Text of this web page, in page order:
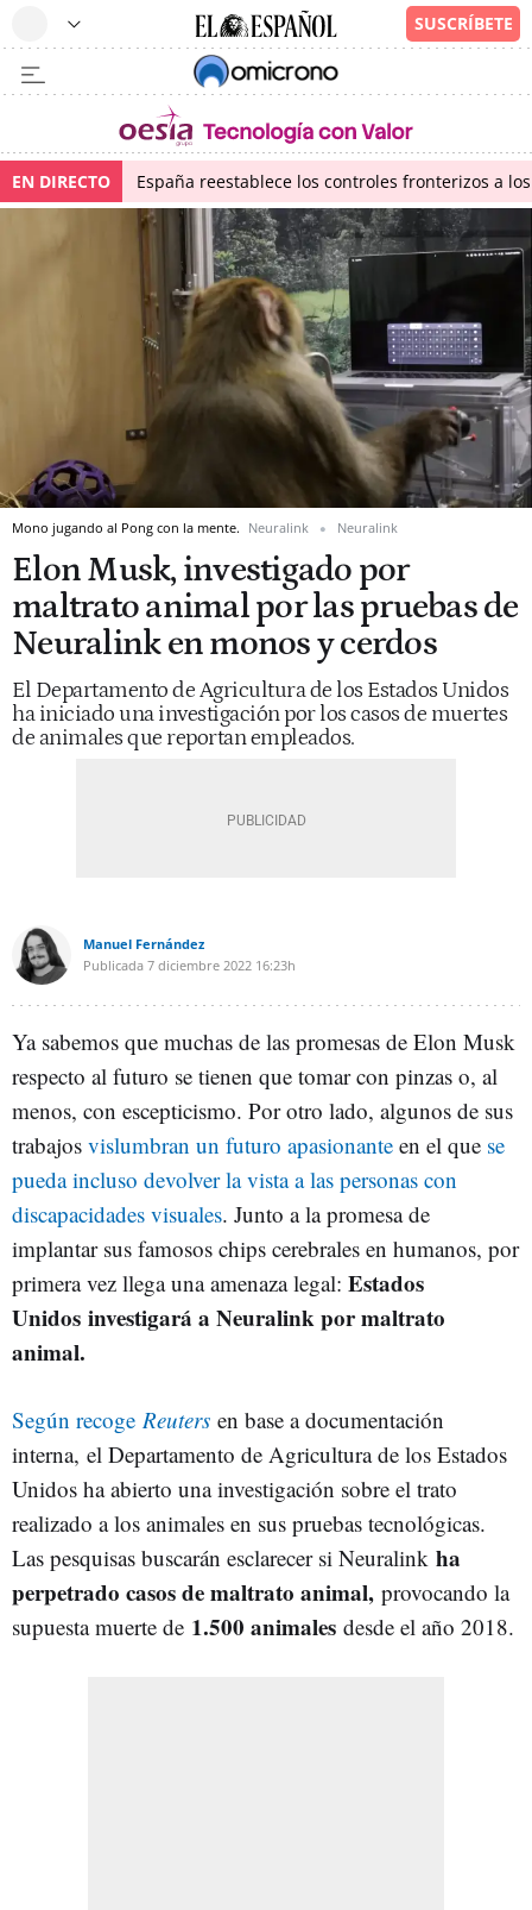
EN DIRECTO España reestablece los controles fronterizos a
Mono jugando al Pong con la mente. Neuralink Neuralink
Elon Musk, investigado por
maltrato animal por las pruebas de
Neuralink en monos y cerdos
El Departamento de Agricultura de los Estados Unidos
ha iniciado una investigación por los casos de muertes
de animales que reportan empleados.
Manuel Fernández
Publicada 7 diciembre 2022 16:23h
Ya sabemos que muchas de las promesas de Elon Musk
respecto al futuro se tienen que tomar con pinzas o, al
menos, con escepticismo. Por otro lado, algunos de sus
trabajos vislumbran un futuro apasionante en el que se
pueda incluso devolver la vista a las personas con
discapacidades visuales. Junto a la promesa de
implantar sus famosos chips cerebrales en humanos, por
primera vez llega una amenaza legal: Estados
Unidos investigará a Neuralink por maltrato
animal.
Según recoge Reuters en base a documentación
interna, el Departamento de Agricultura de los Estados
Unidos ha abierto una investigación sobre el trato
realizado a los animales en sus pruebas tecnológicas.
Las pesquisas buscarán esclarecer si Neuralink ha
perpetrado casos de maltrato animal, provocando la
supuesta muerte de 1.500 animales desde el año 2018.